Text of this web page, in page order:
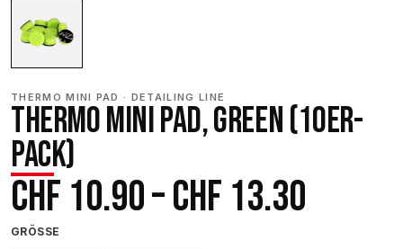
THERMO MINI PAD · DETAILING LINE
THERMO MINI PAD, GREEN (10ER-
PACK)
CHF 10.90–CHF 13.30
GRÖSSE